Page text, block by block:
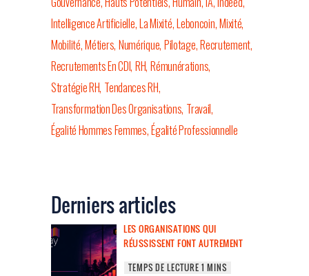
Intelligence Artificielle La Mixité Leboncoin Mixité
Mobilité Métiers Numérique Pilotage Recrutement
Recrutements En CDI RH Rémunérations
Stratégie RH Tendances RH
Transformation Des Organisations Travail
Égalité Hommes Femmes Égalité Professionnelle
Derniers articles
LES ORGANISATIONS QUI
RÉUSSISSENT FONT AUTREMENT